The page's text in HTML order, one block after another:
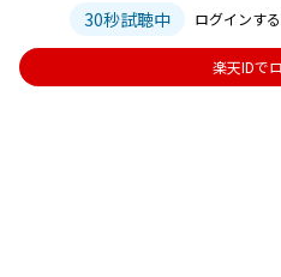
30秒試聴中 ログインす
楽天IDで